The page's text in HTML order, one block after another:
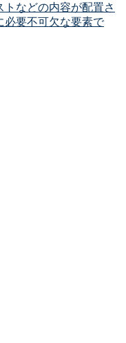
などの内容が配置さ
必要不可欠な要素で